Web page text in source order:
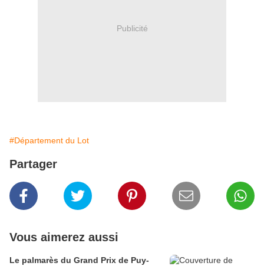
Publicité
#Département du Lot
Partager
Vous aimerez aussi
Le palmarès du Grand Prix de Puy-